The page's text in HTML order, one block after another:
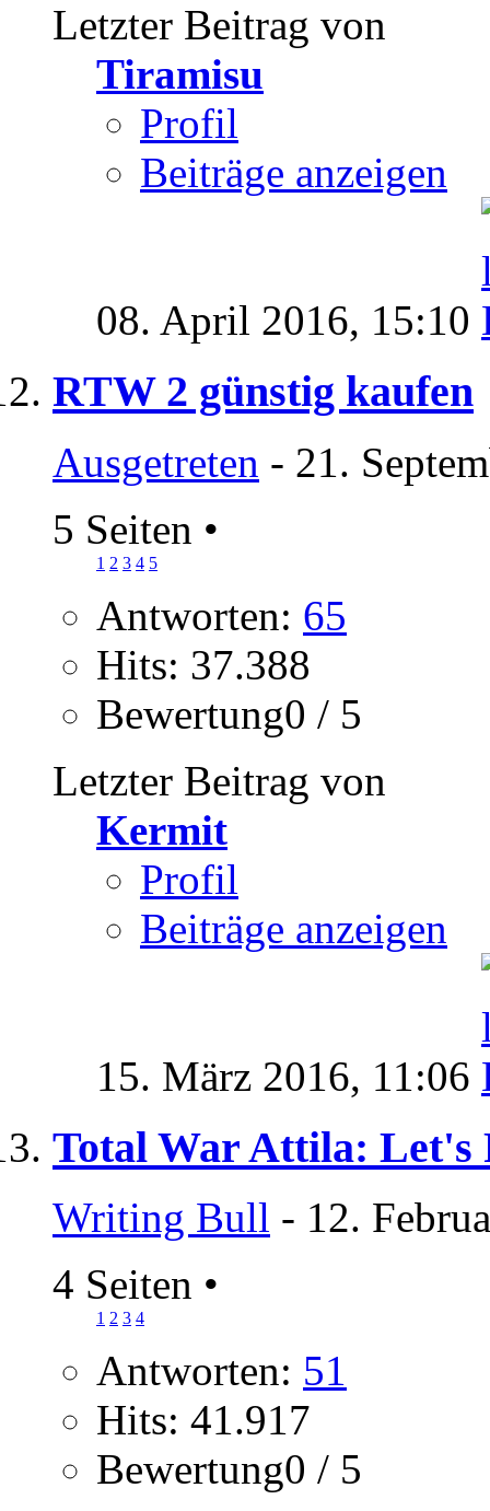
Letzter Beitrag von
Tiramisu
Profil
Beiträge anzeigen
08. April 2016, 15:10
RTW 2 günstig kaufen
Ausgetreten - 21.
5 Seiten •
1 2 3 4 5
Antworten: 65
Hits: 37.388
Bewertung0 / 5
Letzter Beitrag von
Kermit
Profil
Beiträge anzeigen
15. März 2016, 11:06
Total War Attila: Let's
Writing Bull - 12.
4 Seiten •
1 2 3 4
Antworten: 51
Hits: 41.917
Bewertung0 / 5